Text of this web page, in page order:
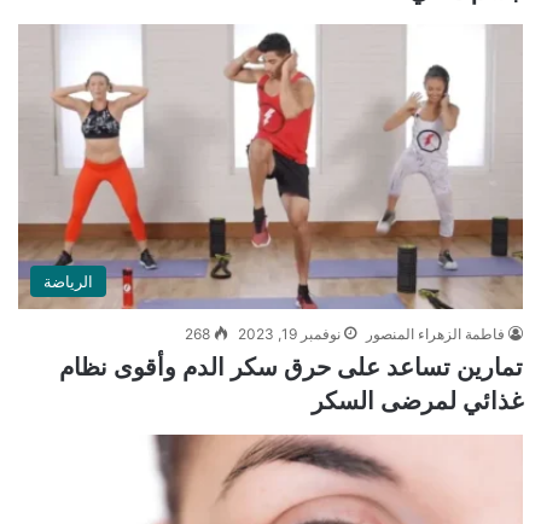
الرياضة
فاطمة الزهراء المنصور نوفمبر 19, 2023 268
تمارين تساعد على حرق سكر الدم وأقوى نظام
غذائي لمرضى السكر